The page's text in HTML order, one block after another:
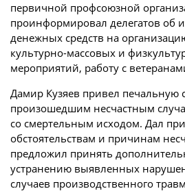
первичной профсоюзной
проинформировал делегатов об
денежных средств на
культурно-массовых и
мероприятий, работу с
Дамир Кузяев привел печальную
произошедшим несчастным
со смертельным исходом. Дал
обстоятельствам и причинам
предложил принять
устранению выявленных
случаев производственного